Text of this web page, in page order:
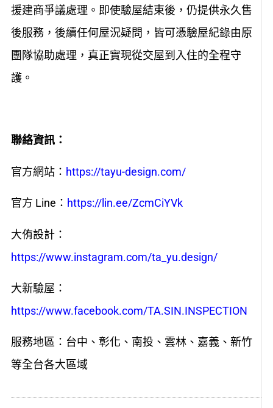
援建商爭議處理。即使驗屋結束後，仍提供永久售
後服務，後續任何屋況疑問，皆可憑驗屋紀錄由原
團隊協助處理，真正實現從交屋到入住的全程守
護。
聯絡資訊：
官方網站： https://tayu-design.com/
官方 Line： https://lin.ee/ZcmCiYVk
大侑設計：
https://www.instagram.com/ta_yu.design/
大新驗屋：
https://www.facebook.com/TA.SIN.INSPECTION
服務地區：台中、彰化、南投、雲林、嘉義、新竹
等全台各大區域